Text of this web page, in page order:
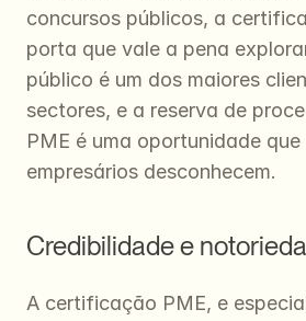
concursos públicos, a
porta que vale a pena
público é um dos maiores
sectores, e a reserva de
PME é uma oportunidade
empresários desconhecem.
Credibilidade e
A certificação PME, e